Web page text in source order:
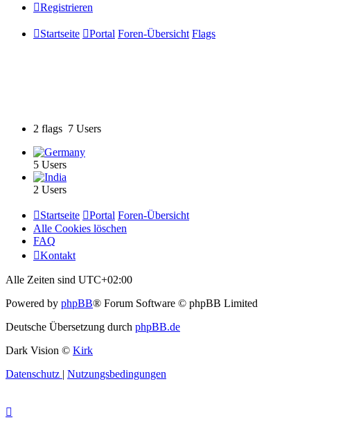
Registrieren
Startseite Portal Foren-Übersicht Flags
2 flags 7 Users
5 Users
2 Users
Startseite Portal Foren-Übersicht
Alle Cookies löschen
FAQ
Kontakt
Alle Zeiten sind UTC+02:00
Powered by phpBB® Forum Software © phpBB Limited
Deutsche Übersetzung durch phpBB.de
Dark Vision © Kirk
Datenschutz | Nutzungsbedingungen